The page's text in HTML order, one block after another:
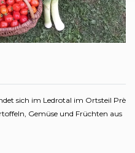
sich im Ledrotal im Ortsteil Prè
Gemüse und Früchten aus